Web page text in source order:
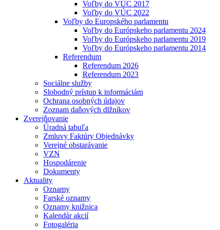
Voľby do VÚC 2017
Voľby do VÚC 2022
Voľby do Europského parlamentu
Voľby do Európskeho parlamentu 2024
Voľby do Európskeho parlamentu 2019
Voľby do Európskeho parlamentu 2014
Referendum
Referendum 2026
Referendum 2023
Sociálne služby
Slobodný prístup k informáciám
Ochrana osobných údajov
Zoznam daňových dlžníkov
Zverejňovanie
Úradná tabuľa
Zmluvy Faktúry Objednávky
Verejné obstarávanie
VZN
Hospodárenie
Dokumenty
Aktuality
Oznamy
Farské oznamy
Oznamy knižnica
Kalendár akcií
Fotogaléria